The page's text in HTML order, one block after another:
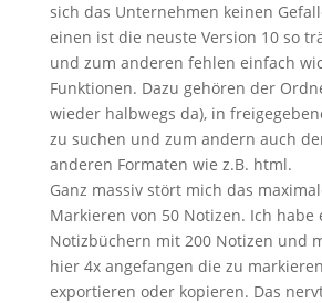
sich das Unternehmen keinen
einen ist die neuste Version 10 so
und zum anderen fehlen einfach
Funktionen. Dazu gehören der
wieder halbwegs da), in
zu suchen und zum andern auch
anderen Formaten wie z.B. html.
Ganz massiv stört mich das
Markieren von 50 Notizen. Ich habe
Notizbüchern mit 200 Notizen und
hier 4x angefangen die zu
exportieren oder kopieren. Das